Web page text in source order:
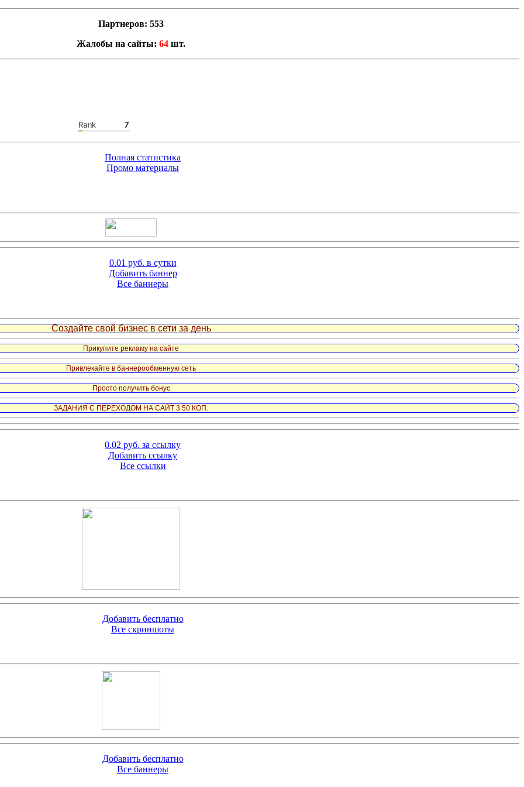
Партнеров: 553
Жалобы на сайты: 64 шт.
Полная статистика
Промо материалы
0.01 руб. в сутки
Добавить баннер
Все баннеры
Создайте свой бизнес в сети за день
Прикупите рекламу на сайте
Привлекайте в баннерообменную сеть
Просто получить бонус
ЗАДАНИЯ С ПЕРЕХОДОМ НА САЙТ 3 50 КОП.
0.02 руб. за ссылку
Добавить ссылку
Все ссылки
Добавить бесплатно
Все скриншоты
Добавить бесплатно
Все баннеры